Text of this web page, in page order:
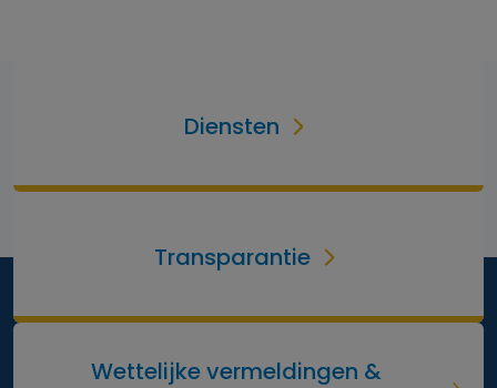
Diensten
Transparantie
Wettelijke vermeldingen &